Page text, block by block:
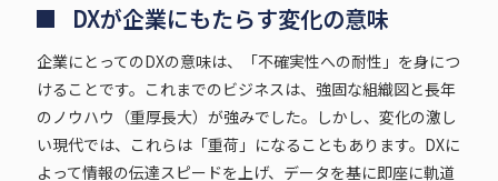
DXが企業にもたらす変化の意味
企業にとってのDXの意味は、「不確実性への耐性」を身につ
けることです。これまでのビジネスは、強固な組織図と長年
のノウハウ（重厚長大）が強みでした。しかし、変化の激し
い現代では、これらは「重荷」になることもあります。DXに
よって情報の伝達スピードを上げ、データを基に即座に軌道